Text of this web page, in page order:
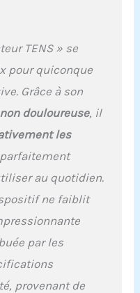
2017/745.
TENS » se
pour quiconque
Grâce à son
non douloureuse, il
les
au quotidien.
ne faiblit
par les
provenant de